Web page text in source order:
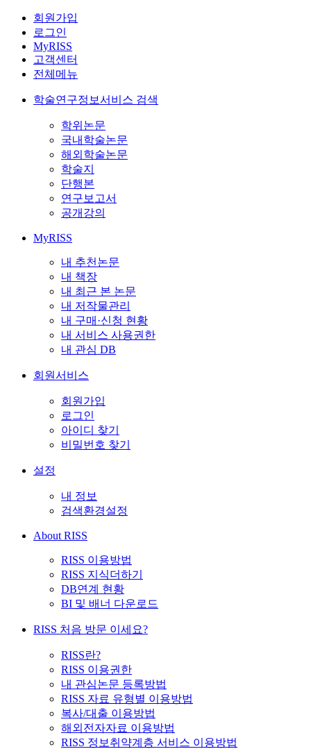
회원가입
로그인
MyRISS
고객센터
전체메뉴
학술연구정보서비스 검색
학위논문
국내학술논문
해외학술논문
학술지
단행본
연구보고서
공개강의
MyRISS
내 추천논문
내 책장
내 최근 본 논문
내 저작물관리
내 구매·신청 현황
내 서비스 사용권한
내 관심 DB
회원서비스
회원가입
로그인
아이디 찾기
비밀번호 찾기
설정
내 정보
검색환경설정
About RISS
RISS 이용방법
RISS 지식더하기
DB연계 현황
BI 및 배너 다운로드
RISS 처음 방문 이세요?
RISS란?
RISS 이용권한
내 관심논문 등록방법
RISS 자료 유형별 이용방법
복사/대출 이용방법
해외전자자료 이용방법
RISS 정보취약계층 서비스 이용방법